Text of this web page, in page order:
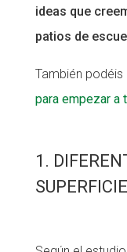
ideas que
patios de
También podéis
para empezar a
1.